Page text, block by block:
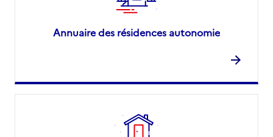
Annuaire des résidences autonomie